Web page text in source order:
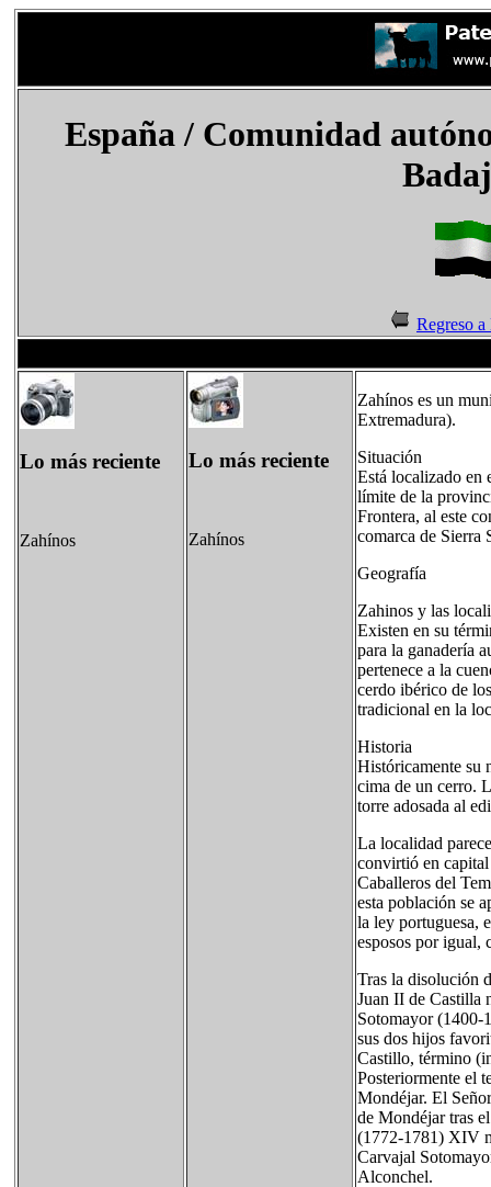
España/ Comunidad
Regreso
Lo más reciente
Zahínos
Lo más reciente
Zahínos
Zahínos es un
Extremadura).
Situación
Está localizado en
límite de la
Frontera, al este
comarca de Sierra
Geografía
Zahinos y las
Existen en su
para la ganadería
pertenece a la
cerdo ibérico de
tradicional en la
Historia
Históricamente su
cima de un cerro.
torre adosada al
La localidad
convirtió en
Caballeros del
esta población se
la ley portuguesa,
esposos por igual,
Tras la disolución
Juan II de Castilla
Sotomayor (1400-
sus dos hijos
Castillo, término
Posteriormente el
Mondéjar. El
de Mondéjar tras
(1772-1781) XIV
Carvajal
Alconchel.